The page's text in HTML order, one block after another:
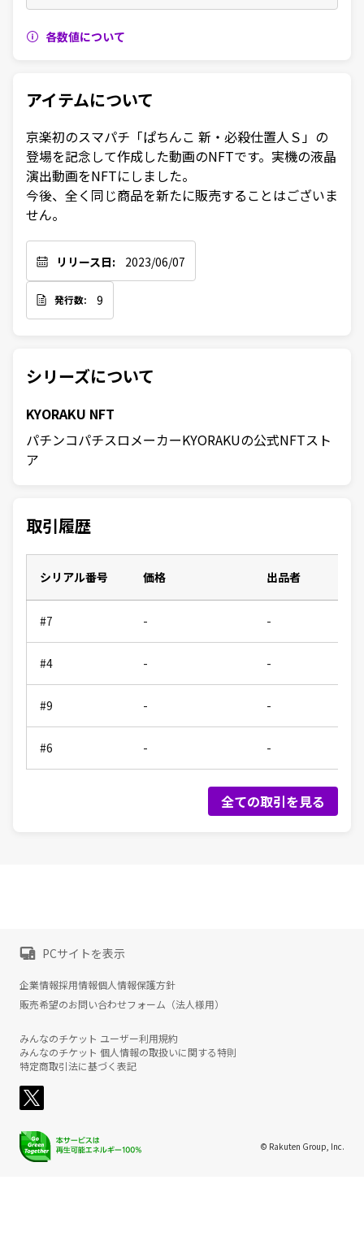
各数値について
アイテムについて
京楽初のスマパチ「ぱちんこ 新・必殺仕置人Ｓ」の
登場を記念して作成した動画のNFTです。実機の液晶
演出動画をNFTにしました。
今後、全く同じ商品を新たに販売することはございま
せん。
リリース日: 2023/06/07
発行数: 9
シリーズについて
KYORAKU NFT
パチンコパチスロメーカーKYORAKUの公式NFTスト
ア
取引履歴
シリアル番号 価格 出品者
#7 - -
#4 - -
#9 - -
#6 - -
全ての取引を見る
PCサイトを表示
企業情報採用情報個人情報保護方針
販売希望のお問い合わせフォーム（法人様用）
みんなのチケット ユーザー利用規約
みんなのチケット 個人情報の取扱いに関する特則
特定商取引法に基づく表記
© Rakuten Group, Inc.